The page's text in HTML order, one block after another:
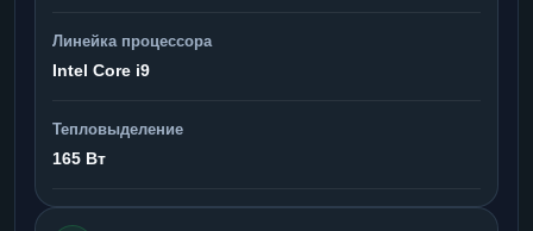
Линейка процессора
Intel Core i9
Тепловыделение
165 Вт